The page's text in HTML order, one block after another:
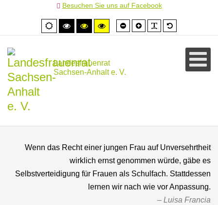
Besuchen Sie uns auf Facebook
Normale
Ansicht
Hoher
Kontrast
Hoher
Kontrast
Hoher
Kontrast
Schrift
kleiner
Schrift
größer
Landesfrauenrat
Sachsen-Anhalt e. V.
Wenn das Recht einer jungen Frau auf Unversehrtheit
wirklich ernst genommen würde, gäbe es
Selbstverteidigung für Frauen als Schulfach. Stattdessen
lernen wir nach wie vor Anpassung.
Luisa Francia